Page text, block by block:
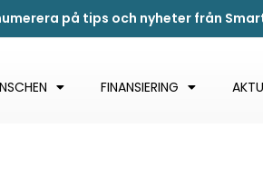
på tips och nyheter från
FINANSIERING